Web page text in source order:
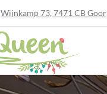
Wijnkamp 73, 7471 CB Goor